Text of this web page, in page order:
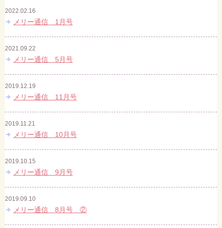
2022.02.16
メリー通信 1月号
2021.09.22
メリー通信 5月号
2019.12.19
メリー通信 11月号
2019.11.21
メリー通信 10月号
2019.10.15
メリー通信 9月号
2019.09.10
メリー通信 8月号 ②